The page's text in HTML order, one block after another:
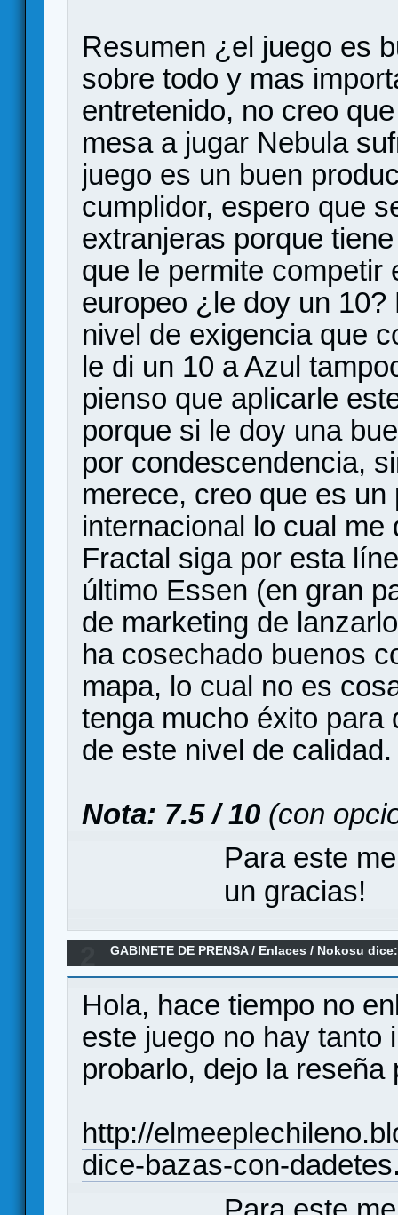
Resumen ¿el juego es
sobre todo y mas
entretenido, no creo
mesa a jugar Nebula
juego es un buen
cumplidor, espero que
extranjeras porque
que le permite competir
europeo ¿le doy un
nivel de exigencia que
le di un 10 a Azul
pienso que aplicarle
porque si le doy una
por condescendencia,
merece, creo que es
internacional lo cual
Fractal siga por esta
último Essen (en gran
de marketing de
ha cosechado buenos
mapa, lo cual no es
tenga mucho éxito para
de este nivel de calidad.
Nota: 7.5 / 10 (con
Para este
un gracias!
GABINETE DE PRENSA/ Enlaces / Nokosu
Hola, hace tiempo no
este juego no hay tanto
probarlo, dejo la
http://
dice-bazas-con-